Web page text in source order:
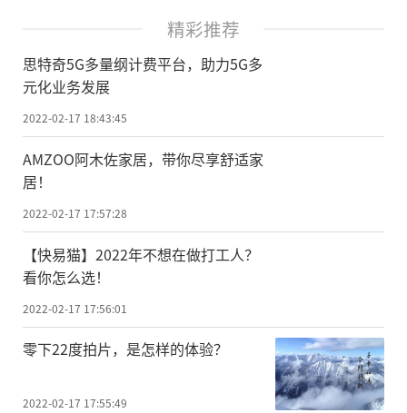
精彩推荐
思特奇5G多量纲计费平台，助力5G多
元化业务发展
2022-02-17 18:43:45
AMZOO阿木佐家居，带你尽享舒适家
居！
2022-02-17 17:57:28
【快易猫】2022年不想在做打工人？
看你怎么选！
2022-02-17 17:56:01
零下22度拍片，是怎样的体验？
2022-02-17 17:55:49